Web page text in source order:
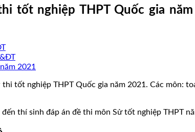
tốt nghiệp THPT Quốc gia
2021
tốt nghiệp THPT Quốc gia năm 2021. Các môn:
thí sinh đáp án đề thi môn Sử tốt nghiệp THPT